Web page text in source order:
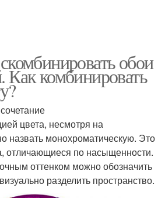
обои
Как комбинировать
цвета, несмотря на
назвать монохроматическую. Это
отличающиеся по насыщенности.
оттенком можно обозначить
разделить пространство.